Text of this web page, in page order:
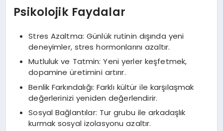
Psikolojik Faydalar
Stres Azaltma: Günlük rutinin dışında yeni
deneyimler, stres hormonlarını azaltır.
Mutluluk ve Tatmin: Yeni yerler keşfetmek,
dopamine üretimini artırır.
Benlik Farkındalığı: Farklı kültür ile karşılaşmak
değerlerinizi yeniden değerlendirir.
Sosyal Bağlantılar: Tur grubu ile arkadaşlık
kurmak sosyal izolasyonu azaltır.